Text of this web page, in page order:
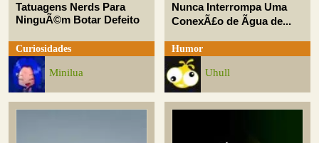
Tatuagens Nerds Para
NinguÃ©m Botar Defeito
Curiosidades
Minilua
Nunca Interrompa Uma
ConexÃ£o de Ãgua de...
Humor
Uhull